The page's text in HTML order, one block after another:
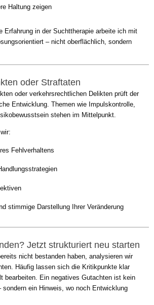
Haltung zeigen
Erfahrung in der Suchttherapie arbeite ich mit
– nicht oberflächlich, sondern
oder Straftaten
oder verkehrsrechtlichen Delikten prüft der
Entwicklung. Themen wie Impulskontrolle,
stehen im Mittelpunkt.
Fehlverhaltens
stimmige Darstellung Ihrer Veränderung
Jetzt strukturiert neu starten
nicht bestanden haben, analysieren wir
Häufig lassen sich die Kritikpunkte klar
bearbeiten. Ein negatives Gutachten ist kein
sondern ein Hinweis, wo noch Entwicklung